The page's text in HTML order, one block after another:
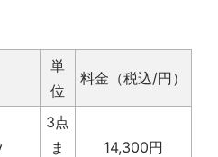
単
位
料金（税込/円）
3点
ま
14,300円